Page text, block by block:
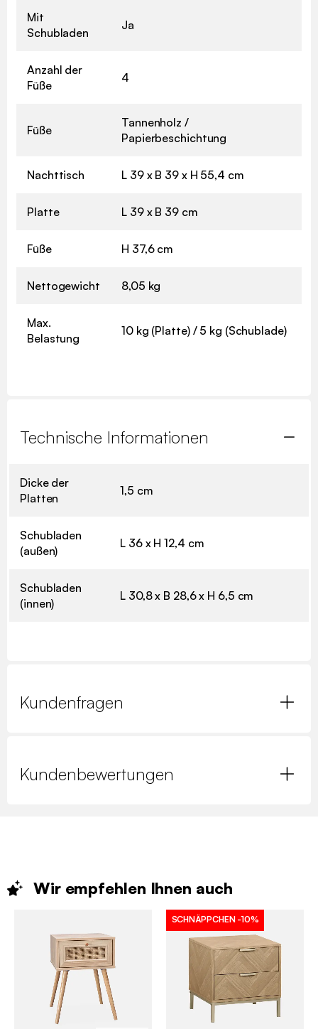
Mit
Schubladen
Ja
Anzahl der
Füße
4
Füße
Tannenholz /
Papierbeschichtung
Nachttisch L 39 x B 39 x H 55,4 cm
Platte L 39 x B 39 cm
Füße H 37,6 cm
Nettogewicht 8,05 kg
Max.
Belastung
10 kg (Platte) / 5 kg (Schublade)
Technische Informationen
Dicke der
Platten
1,5 cm
Schubladen
(außen)
L 36 x H 12,4 cm
Schubladen
(innen)
L 30,8 x B 28,6 x H 6,5 cm
Kundenfragen
Kundenbewertungen
Wir empfehlen Ihnen auch
SCHNÄPPCHEN -10%